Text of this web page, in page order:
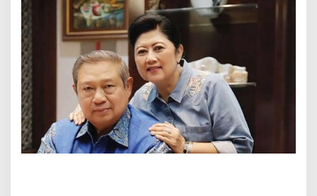
o
y
o
o
d
a
n
K
i
s
a